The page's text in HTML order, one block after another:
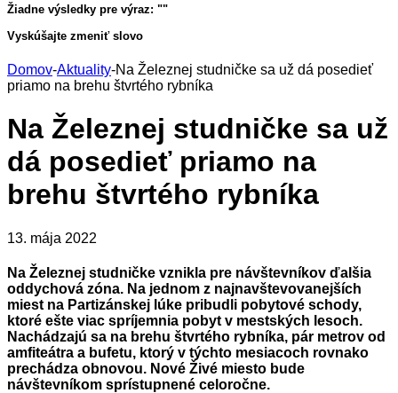
Žiadne výsledky pre výraz: ""
Vyskúšajte zmeniť slovo
Domov-Aktuality-Na Železnej studničke sa už dá posedieť
priamo na brehu štvrtého rybníka
Na Železnej studničke sa už
dá posedieť priamo na
brehu štvrtého rybníka
13. mája 2022
Na Železnej studničke vznikla pre návštevníkov ďalšia
oddychová zóna. Na jednom z najnavštevovanejších
miest na Partizánskej lúke pribudli pobytové schody,
ktoré ešte viac spríjemnia pobyt v mestských lesoch.
Nachádzajú sa na brehu štvrtého rybníka, pár metrov od
amfiteátra a bufetu, ktorý v týchto mesiacoch rovnako
prechádza obnovou. Nové Živé miesto bude
návštevníkom sprístupnené celoročne.